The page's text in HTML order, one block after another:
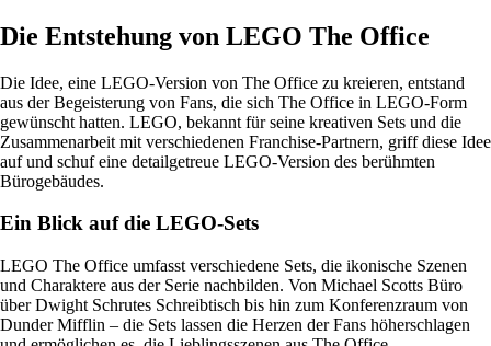
Die Entstehung von LEGO The Office
Die Idee, eine LEGO-Version von The Office zu kreieren, entstand
aus der Begeisterung von Fans, die sich The Office in LEGO-Form
gewünscht hatten. LEGO, bekannt für seine kreativen Sets und die
Zusammenarbeit mit verschiedenen Franchise-Partnern, griff diese Idee
auf und schuf eine detailgetreue LEGO-Version des berühmten
Bürogebäudes.
Ein Blick auf die LEGO-Sets
LEGO The Office umfasst verschiedene Sets, die ikonische Szenen
und Charaktere aus der Serie nachbilden. Von Michael Scotts Büro
über Dwight Schrutes Schreibtisch bis hin zum Konferenzraum von
Dunder Mifflin – die Sets lassen die Herzen der Fans höherschlagen